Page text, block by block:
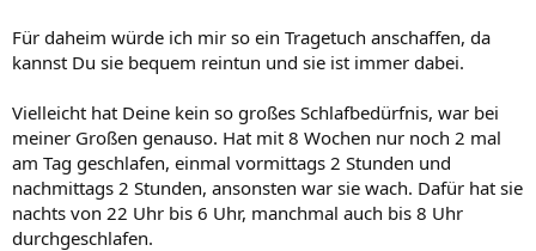
Für daheim würde ich mir so ein Tragetuch anschaffen, da
kannst Du sie bequem reintun und sie ist immer dabei.
Vielleicht hat Deine kein so großes Schlafbedürfnis, war bei
meiner Großen genauso. Hat mit 8 Wochen nur noch 2 mal
am Tag geschlafen, einmal vormittags 2 Stunden und
nachmittags 2 Stunden, ansonsten war sie wach. Dafür hat sie
nachts von 22 Uhr bis 6 Uhr, manchmal auch bis 8 Uhr
durchgeschlafen.